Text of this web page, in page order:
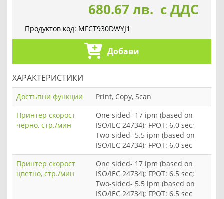
680.67 лв. с ДДС
Продуктов код: MFCT930DWYJ1
Добави
ХАРАКТЕРИСТИКИ
Достъпни функции
Print, Copy, Scan
Принтер скорост
черно, стр./мин
One sided- 17 ipm (based on
ISO/IEC 24734); FPOT: 6.0 sec;
Two-sided- 5.5 ipm (based on
ISO/IEC 24734); FPOT: 6.0 sec
Принтер скорост
цветно, стр./мин
One sided- 17 ipm (based on
ISO/IEC 24734); FPOT: 6.5 sec;
Two-sided- 5.5 ipm (based on
ISO/IEC 24734); FPOT: 6.5 sec